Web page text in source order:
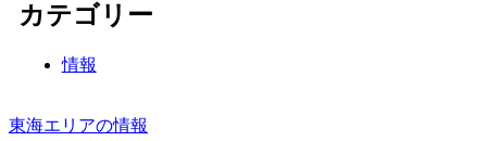
カテゴリー
情報
東海エリアの情報